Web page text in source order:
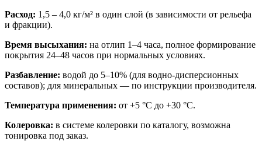
Расход: 1,5 – 4,0 кг/м² в один слой (в зависимости от рельефа
и фракции).
Время высыхания: на отлип 1–4 часа, полное формирование
покрытия 24–48 часов при нормальных условиях.
Разбавление: водой до 5–10% (для водно-дисперсионных
составов); для минеральных — по инструкции производителя.
Температура применения: от +5 °C до +30 °C.
Колеровка: в системе колеровки по каталогу, возможна
тонировка под заказ.